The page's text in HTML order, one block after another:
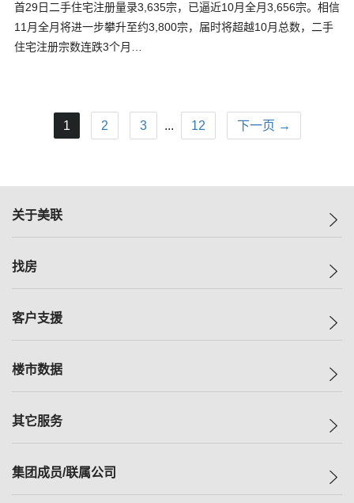
首29日二手住宅注册量录3,635宗，已逼近10月全月3,656宗。相信
11月全月将进一步攀升至约3,800宗，届时将超越10月总数，二手
住宅注册宗数连跌3个月…
1 2 3 ... 12 下一页 →
关于美联
美联集团
人才招募
找房
一手新房
减价
美联豪宅
独家楼盘
租房
客户支援
自助放盘
查询热线
按揭计算机
负担能力计算机
楼市数据
指数
历史成交
其它服务
小区专页
集团成员/联属公司